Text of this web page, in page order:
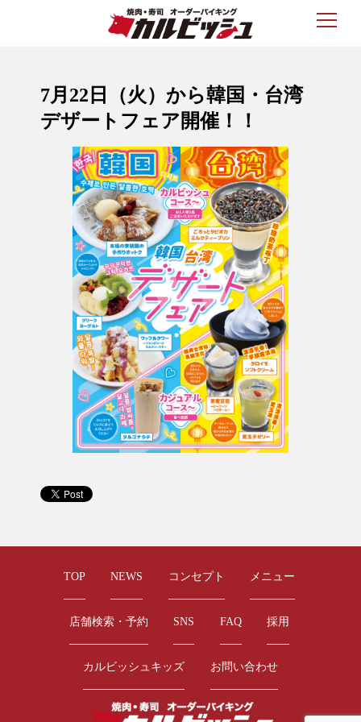
7月22日（火）から韓国・台湾
デザートフェア開催！！
TOP NEWS コンセプト メニュー
店舗検索・予約 SNS FAQ 採用
カルビッシュキッズ お問い合わせ